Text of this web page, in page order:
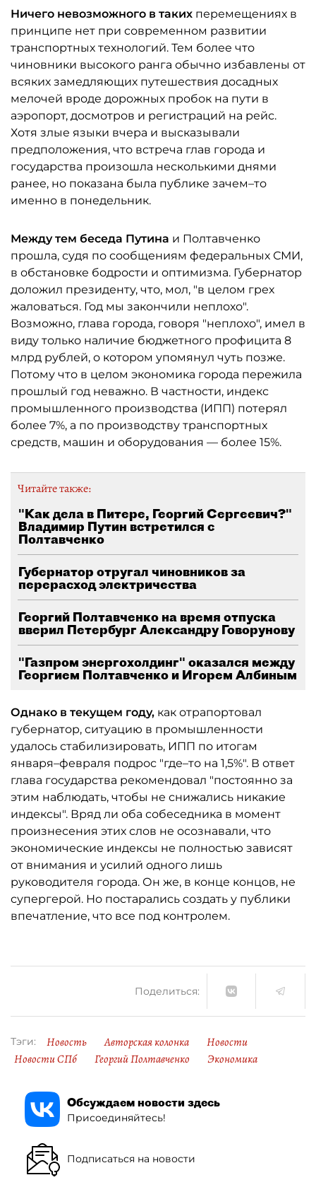
Ничего невозможного в таких перемещениях в
принципе нет при современном развитии
транспортных технологий. Тем более что
чиновники высокого ранга обычно избавлены от
всяких замедляющих путешествия досадных
мелочей вроде дорожных пробок на пути в
аэропорт, досмотров и регистраций на рейс.
Хотя злые языки вчера и высказывали
предположения, что встреча глав города и
государства произошла несколькими днями
ранее, но показана была публике зачем–то
именно в понедельник.
Между тем беседа Путина и Полтавченко
прошла, судя по сообщениям федеральных СМИ,
в обстановке бодрости и оптимизма. Губернатор
доложил президенту, что, мол, "в целом грех
жаловаться. Год мы закончили неплохо".
Возможно, глава города, говоря "неплохо", имел в
виду только наличие бюджетного профицита 8
млрд рублей, о котором упомянул чуть позже.
Потому что в целом экономика города пережила
прошлый год неважно. В частности, индекс
промышленного производства (ИПП) потерял
более 7%, а по производству транспортных
средств, машин и оборудования — более 15%.
Читайте также:
"Как дела в Питере, Георгий Сергеевич?"
Владимир Путин встретился с
Полтавченко
Губернатор отругал чиновников за
перерасход электричества
Георгий Полтавченко на время отпуска
вверил Петербург Александру Говорунову
"Газпром энергохолдинг" оказался между
Георгием Полтавченко и Игорем Албиным
Однако в текущем году, как отрапортовал
губернатор, ситуацию в промышленности
удалось стабилизировать, ИПП по итогам
января–февраля подрос "где–то на 1,5%". В ответ
глава государства рекомендовал "постоянно за
этим наблюдать, чтобы не снижались никакие
индексы". Вряд ли оба собеседника в момент
произнесения этих слов не осознавали, что
экономические индексы не полностью зависят
от внимания и усилий одного лишь
руководителя города. Он же, в конце концов, не
супергерой. Но постарались создать у публики
впечатление, что все под контролем.
Поделиться:
Тэги: Новость Авторская колонка
Новости
Новости СПб
Георгий Полтавченко Экономика
Обсуждаем новости здесь
Присоединяйтесь!
Подписаться на новости